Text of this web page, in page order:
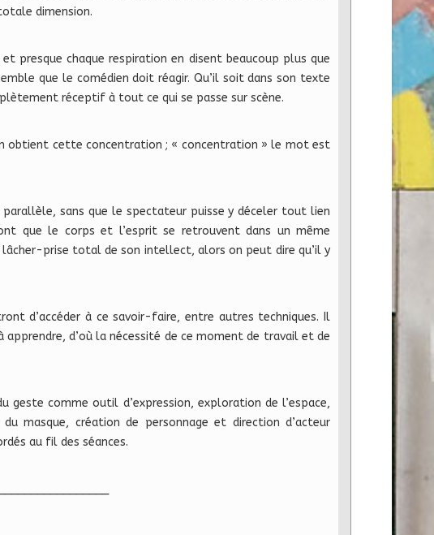
dimension.
presque chaque respiration en disent beaucoup plus que
que le comédien doit réagir. Qu’il soit dans son texte
réceptif à tout ce qui se passe sur scène.
obtient cette concentration ; « concentration » le mot est
sans que le spectateur puisse y déceler tout lien
que le corps et l’esprit se retrouvent dans un même
lâcher-prise total de son intellect, alors on peut dire qu’il y
d’accéder à ce savoir-faire, entre autres techniques. Il
d’où la nécessité de ce moment de travail et de
geste comme outil d’expression, exploration de l’espace,
masque, création de personnage et direction d’acteur
au fil des séances.